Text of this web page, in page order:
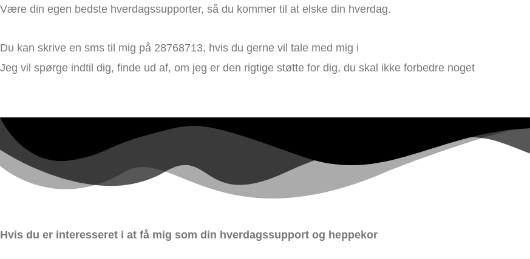
Være din egen bedste hverdagssupporter, så du kommer til at elske din hverdag.
Du kan skrive en sms til mig på 28768713, hvis du gerne vil tale med mig i
Jeg vil spørge indtil dig, finde ud af, om jeg er den rigtige støtte for dig, du skal ikke forbedre noget
Hvis du er interesseret i at få mig som din hverdagssupport og heppekor